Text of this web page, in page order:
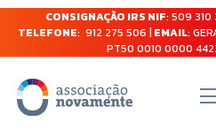
CONSIGNAÇÃO IRS NIF: 509 310
TELEFONE: 912 275 506 | EMAIL:
PT50 0010 0000